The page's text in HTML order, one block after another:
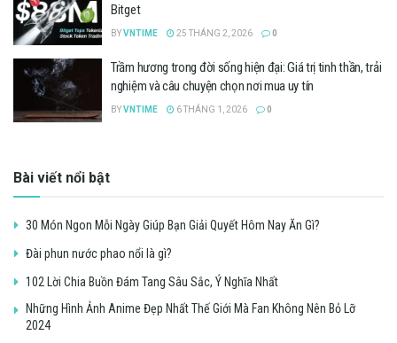
Bitget
BYVNTIME 25 THÁNG 2, 2026 0
Trầm hương trong đời sống hiện đại: Giá trị tinh thần, trải
nghiệm và câu chuyện chọn nơi mua uy tín
BYVNTIME 6 THÁNG 1, 2026 0
Bài viết nổi bật
30 Món Ngon Mỗi Ngày Giúp Bạn Giải Quyết Hôm Nay Ăn Gì?
Đài phun nước phao nổi là gì?
102 Lời Chia Buồn Đám Tang Sâu Sắc, Ý Nghĩa Nhất
Những Hình Ảnh Anime Đẹp Nhất Thế Giới Mà Fan Không Nên Bỏ Lỡ
2024